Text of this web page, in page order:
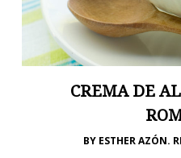
CREMA DE
BY ESTHER AZÓN.